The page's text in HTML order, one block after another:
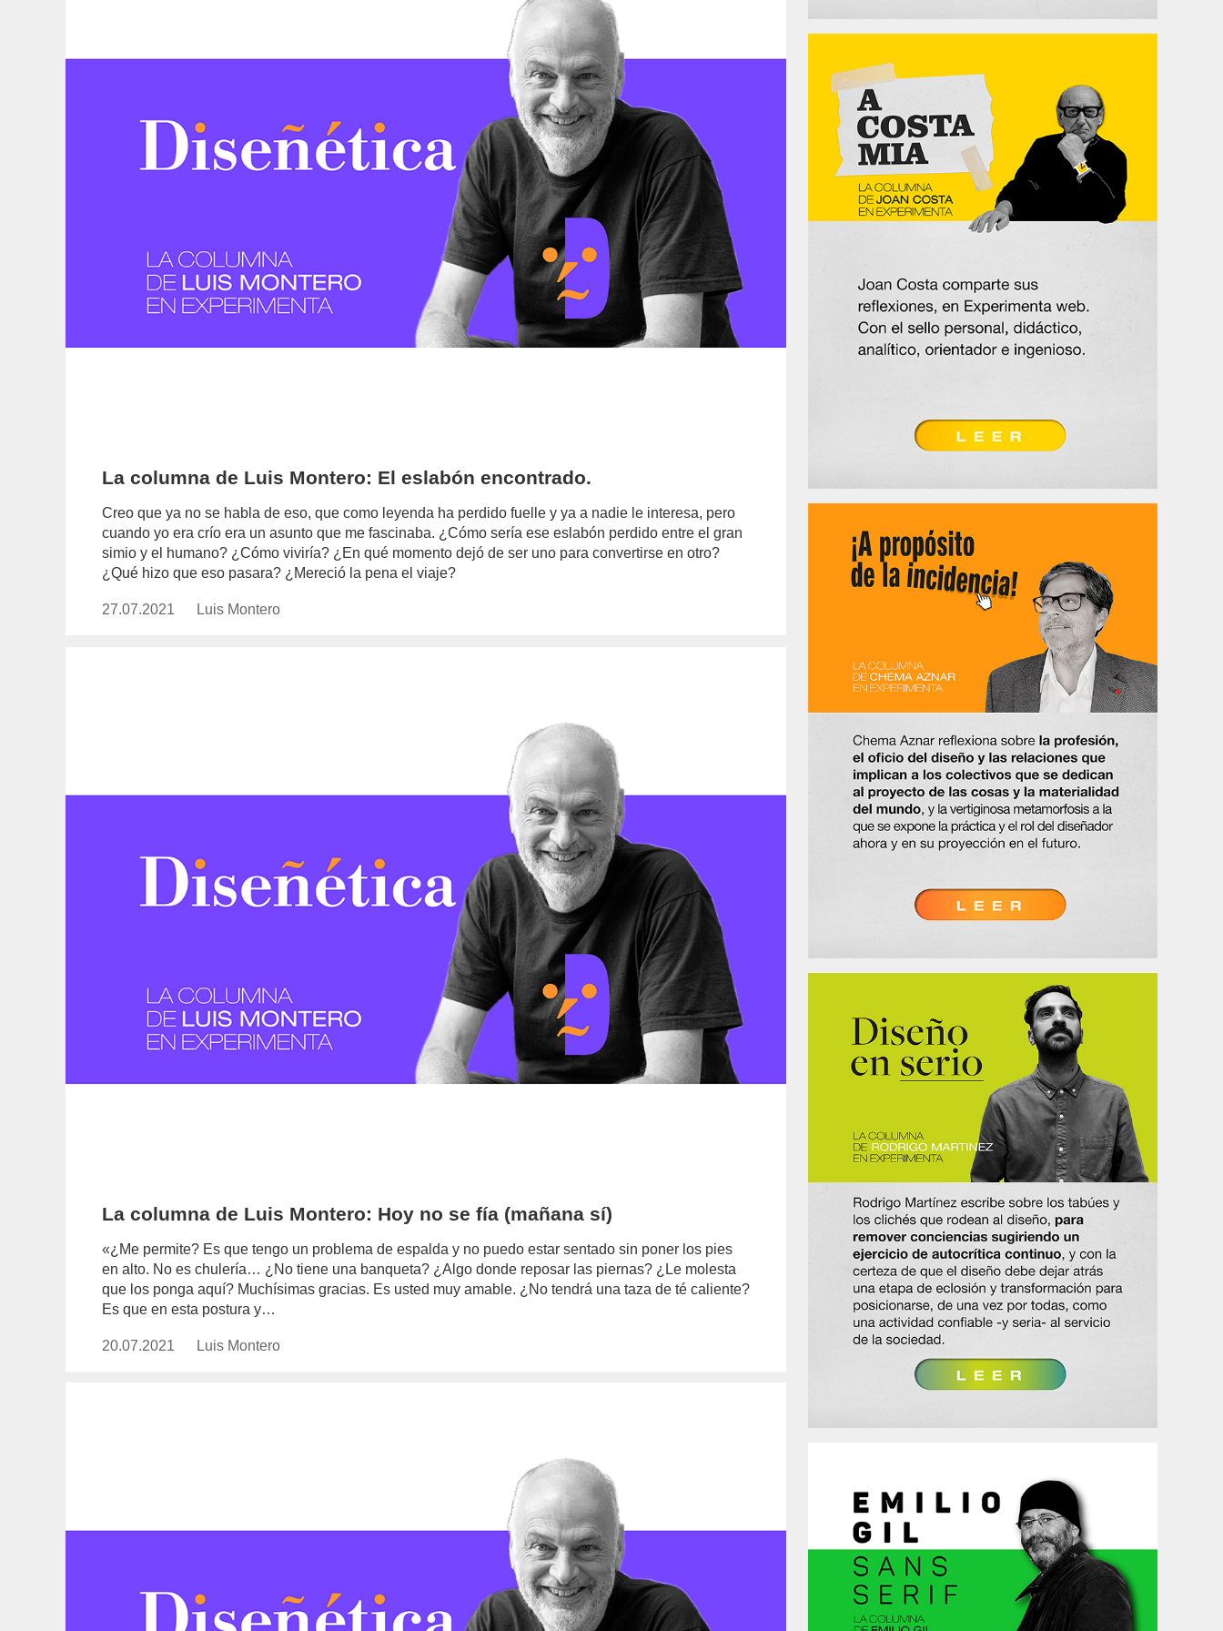
La columna de Luis Montero: El eslabón encontrado.
Creo que ya no se habla de eso, que como leyenda ha perdido fuelle y ya a nadie le interesa, pero
cuando yo era crío era un asunto que me fascinaba. ¿Cómo sería ese eslabón perdido entre el gran
simio y el humano? ¿Cómo viviría? ¿En qué momento dejó de ser uno para convertirse en otro?
¿Qué hizo que eso pasara? ¿Mereció la pena el viaje?
Publicado
27.07.2021
https://www.experimenta.es/author/luis-
Luis Montero
La columna de Luis Montero: Hoy no se fía (mañana sí)
«¿Me permite? Es que tengo un problema de espalda y no puedo estar sentado sin poner los pies
en alto. No es chulería… ¿No tiene una banqueta? ¿Algo donde reposar las piernas? ¿Le molesta
que los ponga aquí? Muchísimas gracias. Es usted muy amable. ¿No tendrá una taza de té caliente?
Es que en esta postura y…
Publicado
20.07.2021
https://www.experimenta.es/author/luis-
Luis Montero